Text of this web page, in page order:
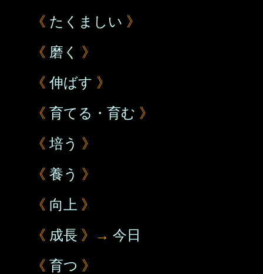
《 たくましい 》
《 磨く
》
《 伸ばす 》
《 育てる・育む 》
《 培う 》
《 養う 》
《 向上 》
《 成長 》→ 今日
《 育つ 》